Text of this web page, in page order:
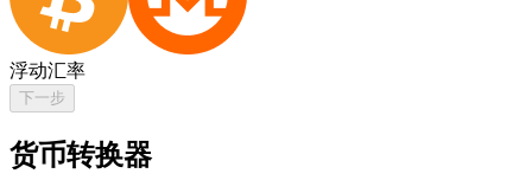
浮动汇率
下一步
货币转换器